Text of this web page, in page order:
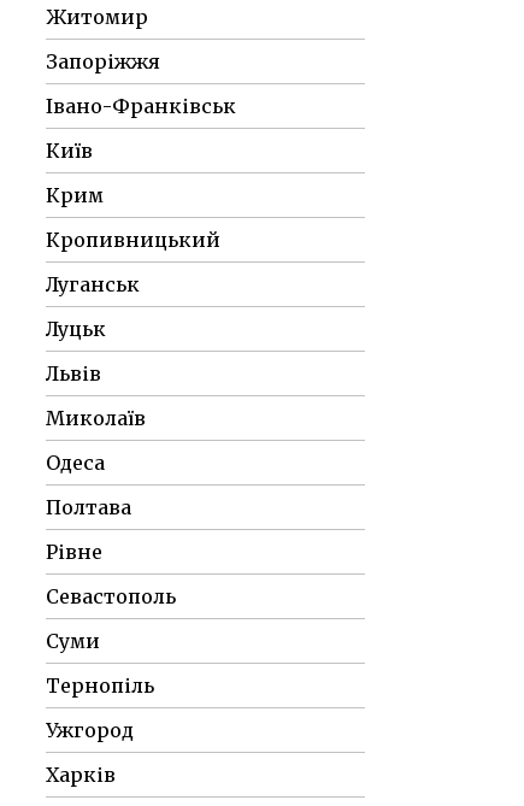
Житомир
Запоріжжя
Івано-Франківськ
Київ
Крим
Кропивницький
Луганськ
Луцьк
Львів
Миколаїв
Одеса
Полтава
Рівне
Севастополь
Суми
Тернопіль
Ужгород
Харків